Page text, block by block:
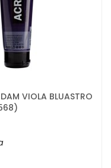
VIOLA BLUASTRO